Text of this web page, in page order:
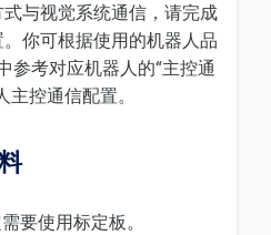
与视觉系统通信，请完成
你可根据使用的机器人品
参考对应机器人的“主控通
控通信配置。
要使用标定板。